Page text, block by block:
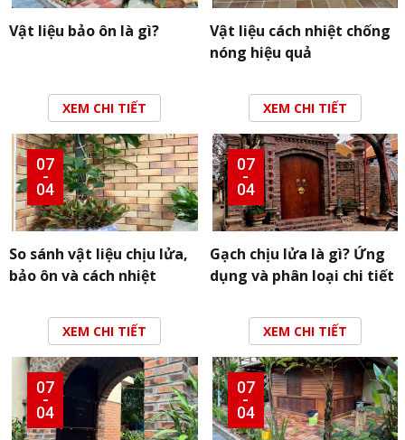
Vật liệu bảo ôn là gì?
XEM CHI TIẾT
Vật liệu cách nhiệt chống
nóng hiệu quả
XEM CHI TIẾT
07
-
04
So sánh vật liệu chịu lửa,
bảo ôn và cách nhiệt
XEM CHI TIẾT
07
-
04
Gạch chịu lửa là gì? Ứng
dụng và phân loại chi tiết
XEM CHI TIẾT
07
-
04
07
-
04